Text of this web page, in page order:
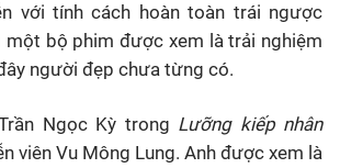
với tính cách hoàn toàn trái ngược
một bộ phim được xem là trải nghiệm
người đẹp chưa từng có.
Ngọc Kỳ trong Lưỡng kiếp nhân
viên Vu Mông Lung. Anh được xem là